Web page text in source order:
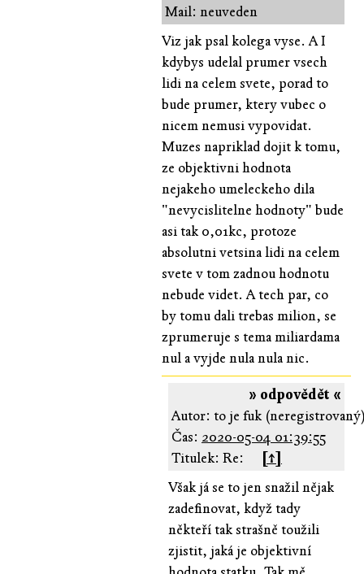
Mail: neuveden
Viz jak psal kolega vyse. A I
kdybys udelal prumer vsech
lidi na celem svete, porad to
bude prumer, ktery vubec o
nicem nemusi vypovidat.
Muzes napriklad dojit k tomu,
ze objektivni hodnota
nejakeho umeleckeho dila
"nevycislitelne hodnoty" bude
asi tak 0,01kc, protoze
absolutni vetsina lidi na celem
svete v tom zadnou hodnotu
nebude videt. A tech par, co
by tomu dali trebas milion, se
zprumeruje s tema miliardama
nul a vyjde nula nula nic.
» odpovědět «
Autor: to je fuk
Čas: 2020-05-04 01:39:55
Titulek: Re:
[↑]
Však já se to jen snažil nějak
zadefinovat, když tady
někteří tak strašně toužili
zjistit, jaká je objektivní